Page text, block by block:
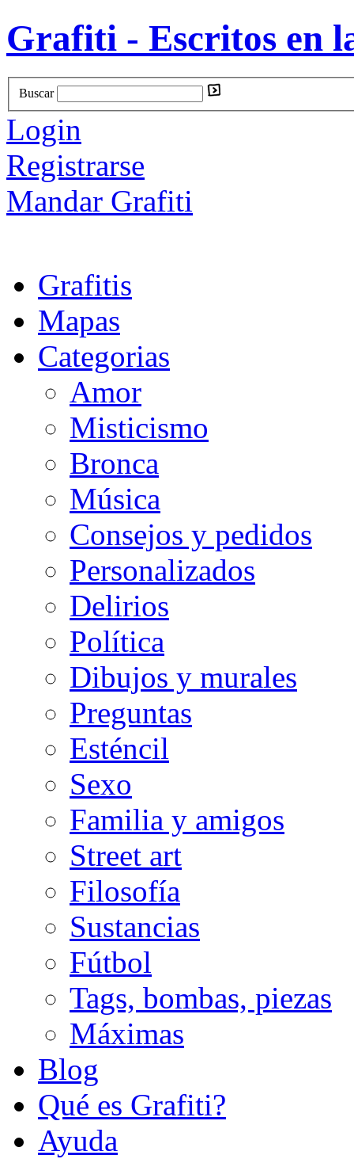
Grafiti - Escritos en
Buscar
Login
Registrarse
Mandar Grafiti
Grafitis
Mapas
Categorias
Amor
Misticismo
Bronca
Música
Consejos y pedidos
Personalizados
Delirios
Política
Dibujos y murales
Preguntas
Esténcil
Sexo
Familia y amigos
Street art
Filosofía
Sustancias
Fútbol
Tags, bombas, piezas
Máximas
Blog
Qué es Grafiti?
Ayuda